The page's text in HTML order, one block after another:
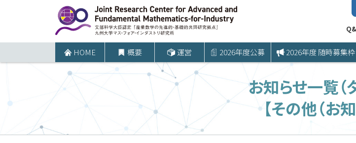
ツ
プ
HOME 概要 運営 2026年度公募 2026年度 随時募集
お知らせ一覧（
【その他（お